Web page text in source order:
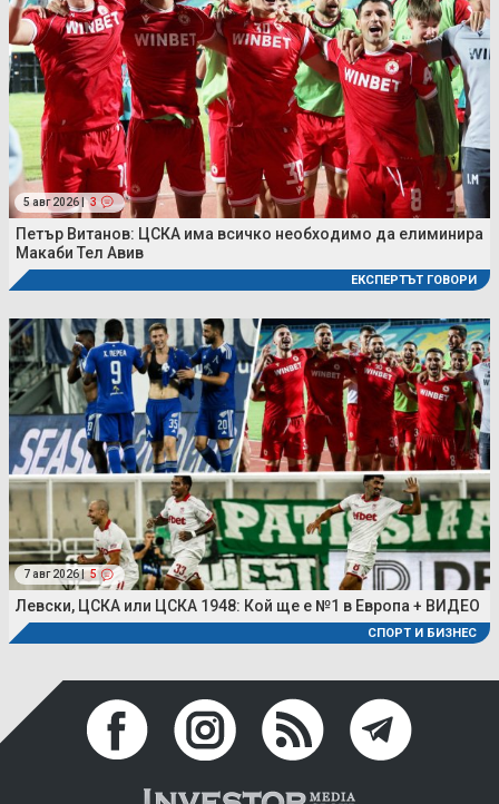
5 авг 2026 | 3
Петър Витанов: ЦСКА има всичко необходимо да елиминира
Макаби Тел Авив
ЕКСПЕРТЪТ ГОВОРИ
7 авг 2026 | 5
Левски, ЦСКА или ЦСКА 1948: Кой ще е №1 в Европа + ВИДЕО
СПОРТ И БИЗНЕС